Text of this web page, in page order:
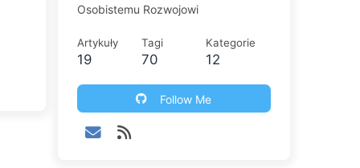
Osobistemu Rozwojowi
Artykuły
19
Tagi
70
Kategorie
12
Follow Me